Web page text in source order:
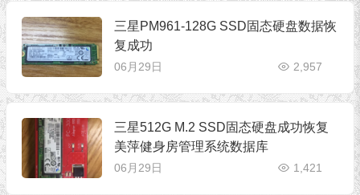
三星PM961-128G SSD固态硬盘数据恢
复成功
06月29日 2,957
三星512G M.2 SSD固态硬盘成功恢复
美萍健身房管理系统数据库
06月29日 1,421